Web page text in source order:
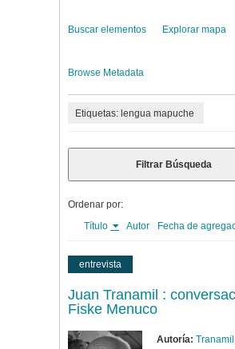
Buscar elementos Explorar mapa
Browse Metadata
Etiquetas: lengua mapuche
Filtrar Búsqueda
Ordenar por:
Título
Autor Fecha de
entrevista
Juan Tranamil :
Fiske Menuco
Autoría: